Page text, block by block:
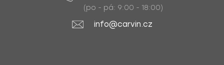
(po - pá: 9:00 - 18:00)
info@carvin.cz